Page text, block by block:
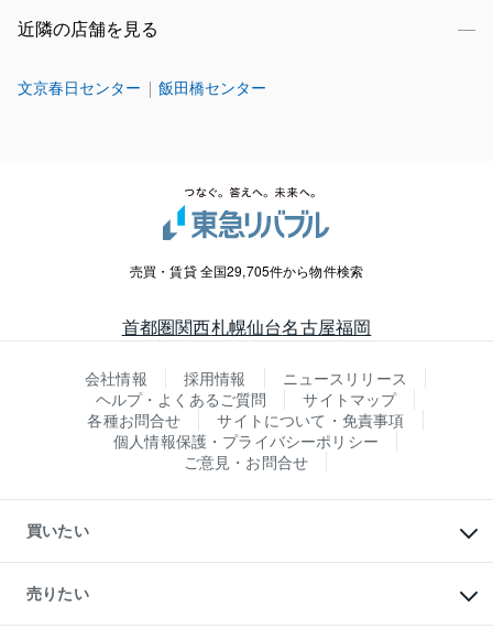
近隣の店舗を見る
文京春日センター 飯田橋センター
売買・賃貸 全国29,705件から物件検索
首都圏関西札幌仙台名古屋福岡
会社情報 採用情報
ニュースリリース
ヘルプ・よくあるご質問
サイトマップ
各種お問合せ
サイトについて・免責事項
個人情報保護・プライバシーポリシー
ご意見・お問合せ
買いたい
新築・分譲マンションの購入
中古マンションの購入
一戸建ての購入
売りたい